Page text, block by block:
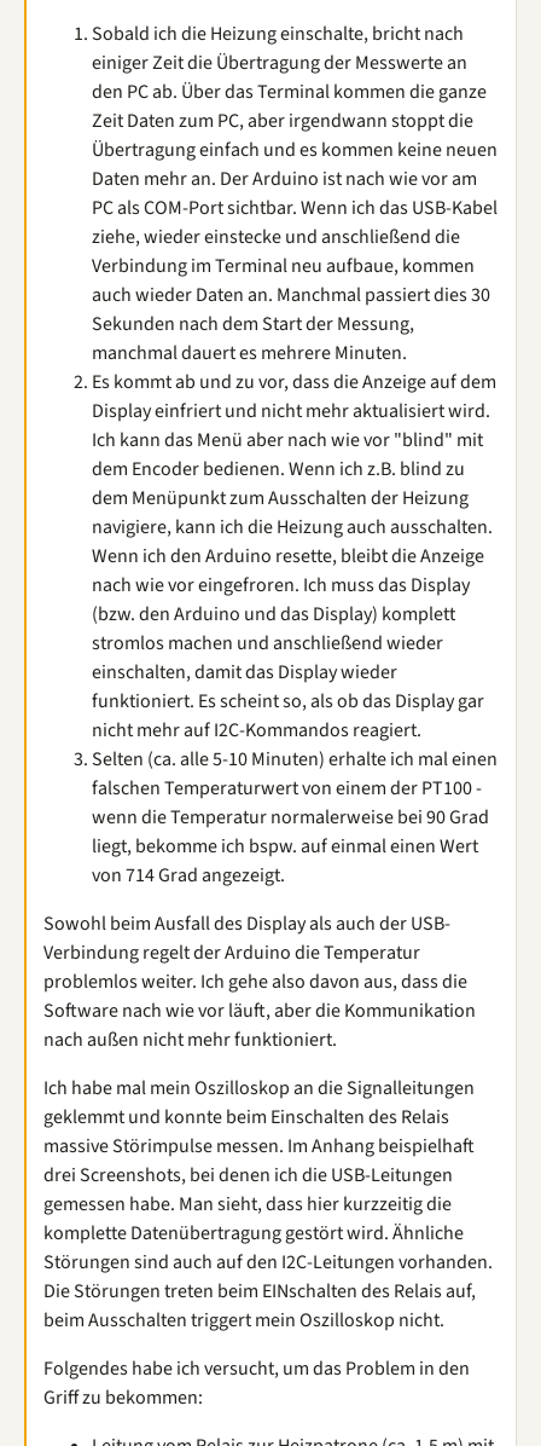
Sobald ich die Heizung einschalte, bricht nach
einiger Zeit die Übertragung der Messwerte an
den PC ab. Über das Terminal kommen die ganze
Zeit Daten zum PC, aber irgendwann stoppt die
Übertragung einfach und es kommen keine neuen
Daten mehr an. Der Arduino ist nach wie vor am
PC als COM-Port sichtbar. Wenn ich das USB-Kabel
ziehe, wieder einstecke und anschließend die
Verbindung im Terminal neu aufbaue, kommen
auch wieder Daten an. Manchmal passiert dies 30
Sekunden nach dem Start der Messung,
manchmal dauert es mehrere Minuten.
Es kommt ab und zu vor, dass die Anzeige auf dem
Display einfriert und nicht mehr aktualisiert wird.
Ich kann das Menü aber nach wie vor "blind" mit
dem Encoder bedienen. Wenn ich z.B. blind zu
dem Menüpunkt zum Ausschalten der Heizung
navigiere, kann ich die Heizung auch ausschalten.
Wenn ich den Arduino resette, bleibt die Anzeige
nach wie vor eingefroren. Ich muss das Display
(bzw. den Arduino und das Display) komplett
stromlos machen und anschließend wieder
einschalten, damit das Display wieder
funktioniert. Es scheint so, als ob das Display gar
nicht mehr auf I2C-Kommandos reagiert.
Selten (ca. alle 5-10 Minuten) erhalte ich mal einen
falschen Temperaturwert von einem der PT100 -
wenn die Temperatur normalerweise bei 90 Grad
liegt, bekomme ich bspw. auf einmal einen Wert
von 714 Grad angezeigt.
Sowohl beim Ausfall des Display als auch der USB-
Verbindung regelt der Arduino die Temperatur
problemlos weiter. Ich gehe also davon aus, dass die
Software nach wie vor läuft, aber die Kommunikation
nach außen nicht mehr funktioniert.
Ich habe mal mein Oszilloskop an die Signalleitungen
geklemmt und konnte beim Einschalten des Relais
massive Störimpulse messen. Im Anhang beispielhaft
drei Screenshots, bei denen ich die USB-Leitungen
gemessen habe. Man sieht, dass hier kurzzeitig die
komplette Datenübertragung gestört wird. Ähnliche
Störungen sind auch auf den I2C-Leitungen vorhanden.
Die Störungen treten beim EINschalten des Relais auf,
beim Ausschalten triggert mein Oszilloskop nicht.
Folgendes habe ich versucht, um das Problem in den
Griff zu bekommen: